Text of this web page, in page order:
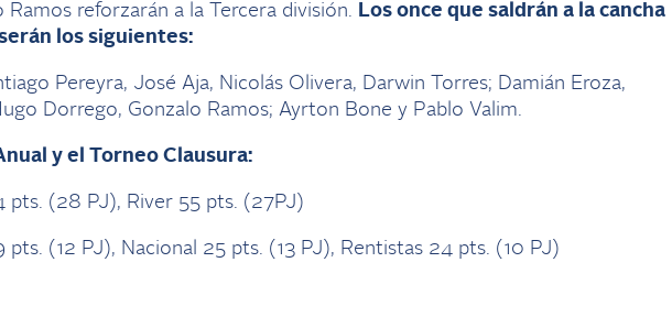
Ramos reforzarán a la Tercera división. Los once que saldrán a la cancha
los siguientes:
Pereyra, José Aja, Nicolás Olivera, Darwin Torres; Damián Eroza,
Dorrego, Gonzalo Ramos; Ayrton Bone y Pablo Valim.
y el Torneo Clausura:
pts. (28 PJ), River 55 pts. (27PJ)
(12 PJ), Nacional 25 pts. (13 PJ), Rentistas 24 pts. (10 PJ)